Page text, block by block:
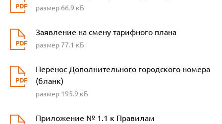
размер 66.9 кБ
Заявление на смену тарифного плана
размер 77.1 кБ
Перенос Дополнительного городского номера
(бланк)
размер 195.9 кБ
Приложение № 1.1 к Правилам